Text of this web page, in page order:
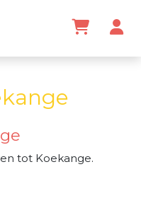
tot Koekange.